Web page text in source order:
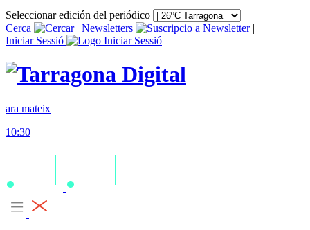
Seleccionar edición del periódico
Cerca
| Newsletters
|
Iniciar Sessió
ara mateix
10:30